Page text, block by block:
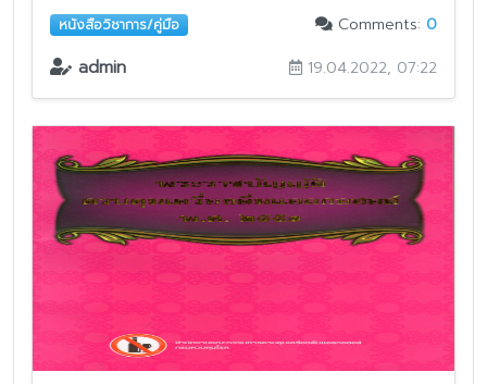
หนังสือวิชาการ/คู่มือ Comments: 0
admin 19.04.2022, 07:22